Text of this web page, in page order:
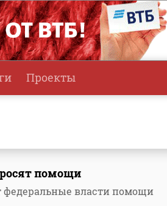
Проекты
помощи
федеральные власти помощи